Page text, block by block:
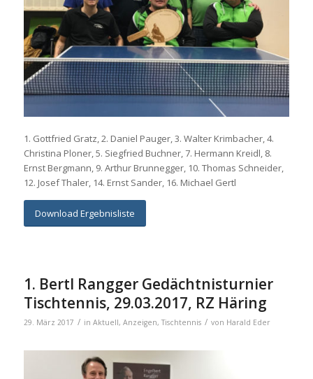
1. Gottfried Gratz, 2. Daniel Pauger, 3. Walter Krimbacher, 4.
Christina Ploner, 5. Siegfried Buchner, 7. Hermann Kreidl, 8.
Ernst Bergmann, 9. Arthur Brunnegger, 10. Thomas Schneider,
12. Josef Thaler, 14. Ernst Sander, 16. Michael Gertl
Download Ergebnisliste
1. Bertl Rangger Gedächtnisturnier
Tischtennis, 29.03.2017, RZ Häring
29. März 2017 / in Aktuell, Anzeigen,Tischtennis / von Harald Eder